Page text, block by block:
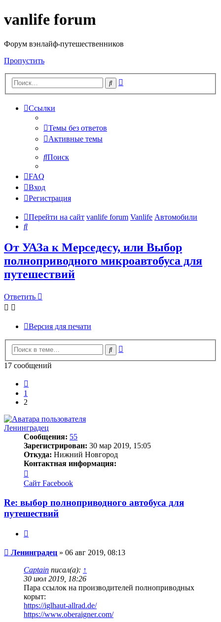
vanlife forum
Форум вэнлайф-путешественников
Пропустить
Поиск
Ссылки
Темы без ответов
Активные темы
Поиск
FAQ
Вход
Регистрация
Перейти на сайт vanlife forum Vanlife Автомобили
Поиск
От УАЗа к Мерседесу, или Выбор
полноприводного микроавтобуса для
путешествий
Ответить
Версия для печати
Поиск
17 сообщений
1
2
Ленинградец
Сообщения: 55
Зарегистрирован: 30 мар 2019, 15:05
Откуда: Нижний Новгород
Контактная информация:
информация
пользователя
Ленинградец
Сайт Facebook
Re: выбор полноприводного автобуса для
путешествий
Сообщение
Ленинградец » 06 авг 2019, 08:13
Captain писал(а): ↑
30 июл 2019, 18:26
Пара ссылок на производителей полноприводных
корыт:
https://iglhaut-allrad.de/
https://www.oberaigner.com/